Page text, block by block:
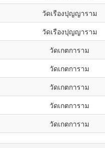
วัดเรืองปุญญาราม
วัดเรืองปุญญาราม
วัดเกตการาม
วัดเกตการาม
วัดเกตการาม
วัดเกตการาม
วัดเกตการาม